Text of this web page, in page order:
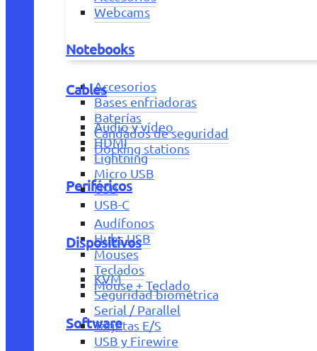
Webcams
Notebooks
Accesorios
Bases enfriadoras
Baterías
Candados de seguridad
Docking stations
Periféricos
Audífonos
Hubs USB
Mouses
Teclados
Mouse + Teclado
Software
Cables
Audio y vídeo
HDMI
Lightning
Micro USB
USB
USB-C
Dispositivos
KVM
Seguridad biométrica
Serial / Parallel
Tarjetas E/S
USB y Firewire